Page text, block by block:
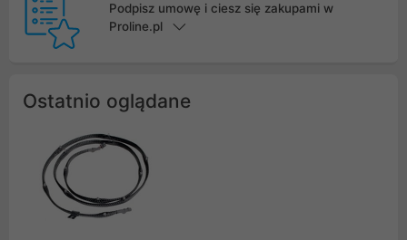
Podpisz umowę i ciesz się zakupami w
Proline.pl
Ostatnio oglądane